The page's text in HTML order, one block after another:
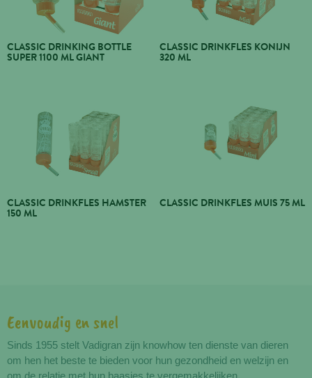
CLASSIC DRINKING BOTTLE
SUPER 1100 ML GIANT
CLASSIC DRINKFLES KONIJN
320 ML
CLASSIC DRINKFLES HAMSTER
150 ML
CLASSIC DRINKFLES MUIS 75 ML
Voordelen
Eenvoudig en snel
Sinds 1955 stelt Vadigran zijn knowhow ten dienste van dieren
om hen het beste te bieden voor hun gezondheid en welzijn en
om de relatie met hun baasjes te vergemakkelijken.